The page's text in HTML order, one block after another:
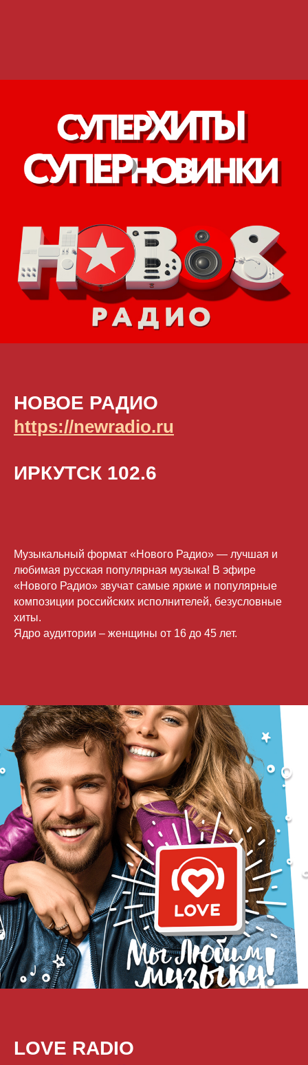
НОВОЕ РАДИО
https://newradio.ru
ИРКУТСК 102.6
Музыкальный формат «Нового Радио» — лучшая и
любимая русская популярная музыка! В эфире
«Нового Радио» звучат самые яркие и популярные
композиции российских исполнителей, безусловные
хиты.
Ядро аудитории – женщины от 16 до 45 лет.
LOVE RADIO